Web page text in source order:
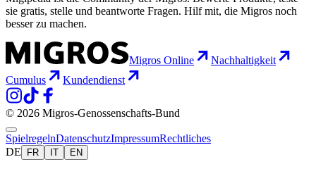
sie gratis, stelle und beantworte Fragen. Hilf mit, die Migros noch
besser zu machen.
Migros Online
Nachhaltigkeit
Cumulus
Kundendienst
© 2026 Migros-Genossenschafts-Bund
SpielregelnDatenschutzImpressumRechtliches
DE
FR IT EN